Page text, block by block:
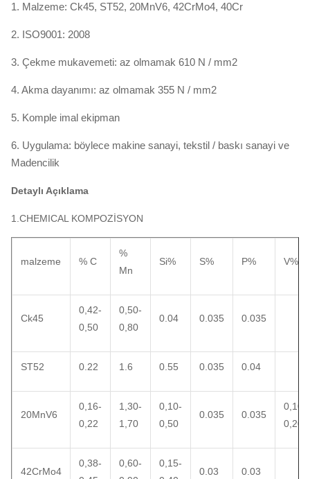
1. Malzeme: Ck45, ST52, 20MnV6, 42CrMo4, 40Cr
2. ISO9001: 2008
3. Çekme mukavemeti: az olmamak 610 N / mm2
4. Akma dayanımı: az olmamak 355 N / mm2
5. Komple imal ekipman
6. Uygulama: böylece makine sanayi, tekstil / baskı sanayi ve
Madencilik
Detaylı Açıklama
1.CHEMICAL KOMPOZİSYON
malzeme % C
%
Mn
Si% S% P% V%
Ck45
0,42-
0,50
0,50-
0,80
0.04 0.035 0.035
ST52 0.22 1.6 0.55 0.035 0.04
20MnV6
0,16-
0,22
1,30-
1,70
0,10-
0,50
0.035 0.035
0,10-
0,20
42CrMo4
0,38-
0,60-
0,15-
0.03 0.03